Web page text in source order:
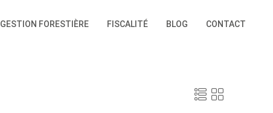
GESTION FORESTIÈRE FISCALITÉ BLOG CONTACT